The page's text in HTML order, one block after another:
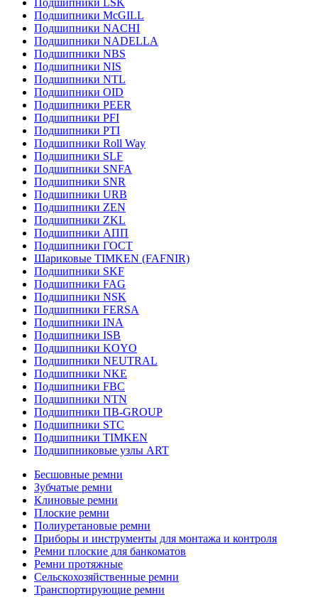
Подшипники LSK
Подшипники McGILL
Подшипники NACHI
Подшипники NADELLA
Подшипники NBS
Подшипники NIS
Подшипники NTL
Подшипники OID
Подшипники PEER
Подшипники PFI
Подшипники PTI
Подшипники Roll Way
Подшипники SLF
Подшипники SNFA
Подшипники SNR
Подшипники URB
Подшипники ZEN
Подшипники ZKL
Подшипники АПП
Подшипники ГОСТ
Шариковые ТІMKEN (FAFNIR)
Подшипники SKF
Подшипники FAG
Подшипники NSK
Подшипники FERSA
Подшипники INA
Подшипники ISB
Подшипники KOYO
Подшипники NEUTRAL
Подшипники NKE
Подшипники FBC
Подшипники NTN
Подшипники ПВ-GROUP
Подшипники STC
Подшипники TIMKEN
Подшипниковые узлы ART
Бесшовные ремни
Зубчатые ремни
Клиновые ремни
Плоские ремни
Полиуретановые ремни
Приборы и инструменты для монтажа и контроля
Ремни плоские для банкоматов
Ремни протяжные
Сельскохозяйственные ремни
Транспортирующие ремни